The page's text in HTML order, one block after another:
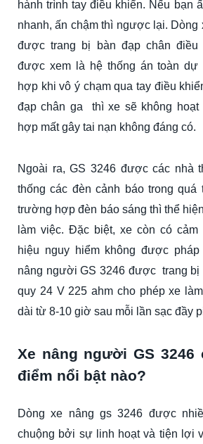
hành trình tay điều khiển. Nếu bạn
nhanh, ấn chậm thì ngược lại.
được trang bị bàn đạp chân điều
được xem là hệ thống án toàn dự
hợp khi vô ý chạm qua tay điều
đạp chân ga thì xe sẽ không hoạt
hợp mất gây tai nạn không đáng có.
Ngoài ra, GS 3246 được các nhà
thống các đèn cảnh báo trong quá
trường hợp đèn báo sáng thì thể
làm việc. Đặc biệt, xe còn có cảm
hiệu nguy hiểm không được
nâng người GS 3246 được trang bị
quy 24 V 225 ahm cho phép xe
dài từ 8-10 giờ sau mỗi lần sạc đầy
Xe nâng người GS
điểm nổi bật nào?
Dòng xe nâng gs 3246 được
chuộng bởi sự linh hoạt và tiện lợi